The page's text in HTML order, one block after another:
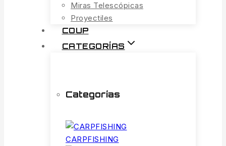
Miras Telescópicas
Proyectiles
COUP
CATEGORÍAS
Categorías
CARPFISHING